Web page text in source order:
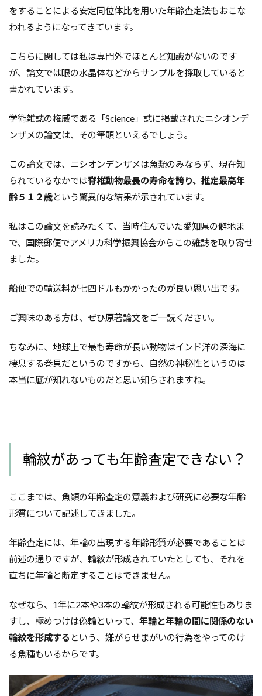
をすることによる安定同位体比を用いた年齢査定法もおこな
われるようになってきています。
こちらに関しては私は専門外でほとんど知識がないのです
が、論文では眼の水晶体などからサンプルを採取していると
書かれています。
学術雑誌の権威である「Science」誌に掲載されたニシオンデ
ンザメの論文は、その筆頭といえるでしょう。
この論文では、ニシオンデンザメは魚類のみならず、現在知
られているなかでは脊椎動物最長の寿命を誇り、推定最高年
齢５１２歳という驚異的な結果が示されています。
私はこの論文を読みたくて、当時住んでいた愛知県の僻地ま
で、国際郵便でアメリカ科学振興協会からこの雑誌を取り寄せ
ました。
船便での輸送料が七四ドルもかかったのが良い思い出です。
ご興味のある方は、ぜひ原著論文をご一読ください。
ちなみに、地球上で最も寿命が長い動物はインド洋の深海に
棲息する巻貝だというのですから、自然の神秘性というのは
本当に底が知れないものだと思い知らされますね。
輪紋があっても年齢査定できない？
ここまでは、魚類の年齢査定の意義および研究に必要な年齢
形質について記述してきました。
年齢査定には、年輪の出現する年齢形質が必要であることは
前述の通りですが、輪紋が形成されていたとしても、それを
直ちに年輪と断定することはできません。
なぜなら、1年に2本や3本の輪紋が形成される可能性もありま
すし、極めつけは偽輪といって、 年輪と年輪の間に関係のない
輪紋を形成する という、嫌がらせまがいの行為をやってのけ
る魚種もいるからです。